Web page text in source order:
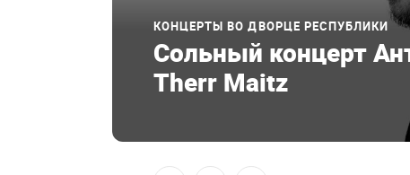
КОНЦЕРТЫ ВО ДВОРЦЕ РЕСПУБЛИКИ
Cольный концерт
Therr Maitz